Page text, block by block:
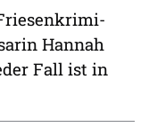
Hannah
Fall ist in